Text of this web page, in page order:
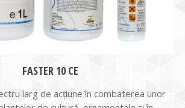
FASTER 10 CE
larg de acţiune în combaterea unor